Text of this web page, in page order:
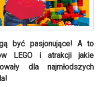
być pasjonujące! A to
LEGO i atrakcji jakie
dla najmłodszych